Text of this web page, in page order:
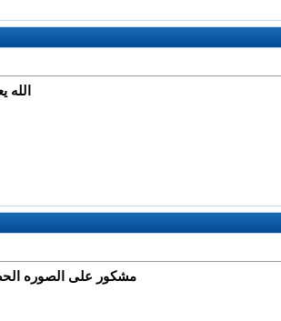
الله
مشكور على الصوره